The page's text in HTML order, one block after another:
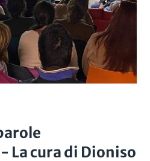
cura di Dioniso